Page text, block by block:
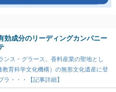
効成分のリーディングカンパニー
ンス・グラース。香料産業の聖地とし
教育科学文化機構）の無形文化遺産に登
・・・【記事詳細】